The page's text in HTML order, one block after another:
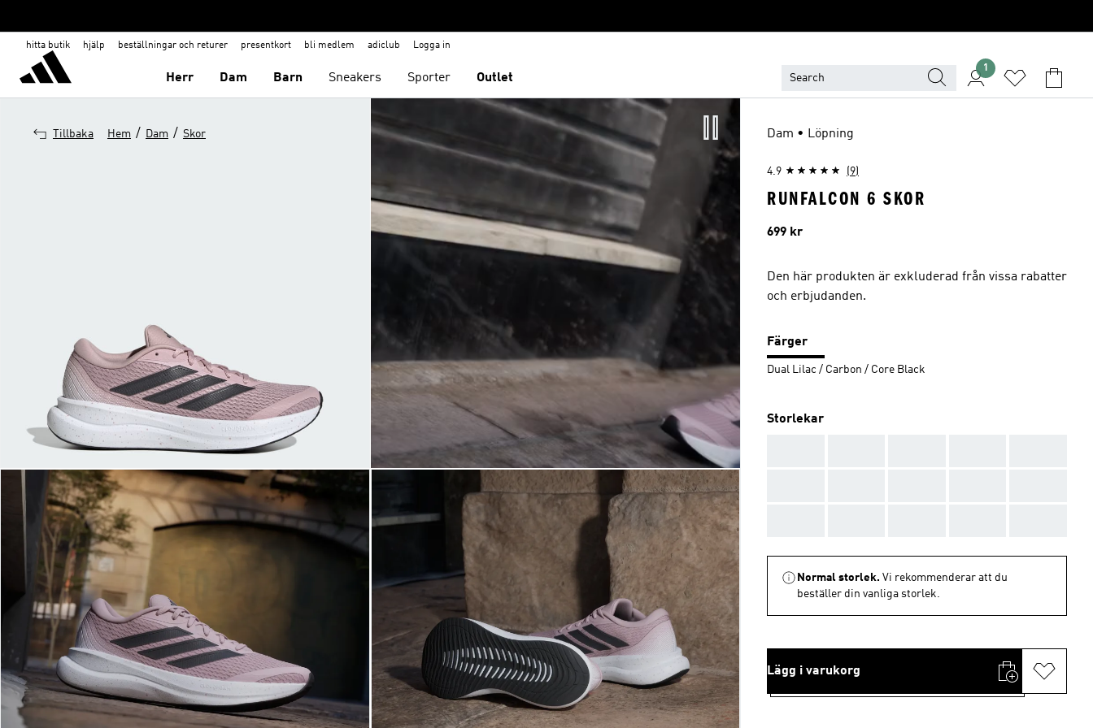
hitta butik hjälp beställningar och returer presentkort bli medlem adiclub Logga in
Herr Dam Barn Sneakers Sporter Outlet
1
Tillbaka Hem / Dam / Skor Dam • Löpning
4.9 (9)
RUNFALCON 6 SKOR
Pris
699 kr
Den här produkten är exkluderad från vissa rabatter
och erbjudanden.
Färger
Dual Lilac / Carbon / Core Black
Storlekar
Normal storlek. Vi rekommenderar att du
beställer din vanliga storlek.
Lägg i varukorg